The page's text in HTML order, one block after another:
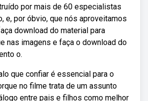
por mais de 60 especialistas
e, por óbvio, que nós aproveitamos
download do material para
nas imagens e faça o download do
o.
que confiar é essencial para o
no filme trata de um assunto
entre pais e filhos como melhor